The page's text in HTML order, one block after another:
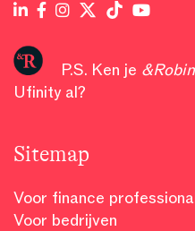
P.S. Ken je &Robin
Ufinity al?
Sitemap
Voor finance
Voor bedrijven